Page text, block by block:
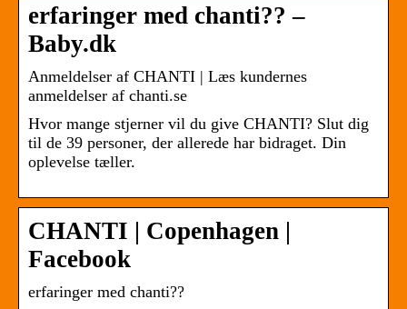
erfaringer med chanti?? –
Baby.dk
Anmeldelser af CHANTI | Læs kundernes
anmeldelser af chanti.se
Hvor mange stjerner vil du give CHANTI? Slut dig
til de 39 personer, der allerede har bidraget. Din
oplevelse tæller.
CHANTI | Copenhagen |
Facebook
erfaringer med chanti??